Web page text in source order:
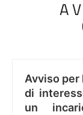
Avviso per
di
un